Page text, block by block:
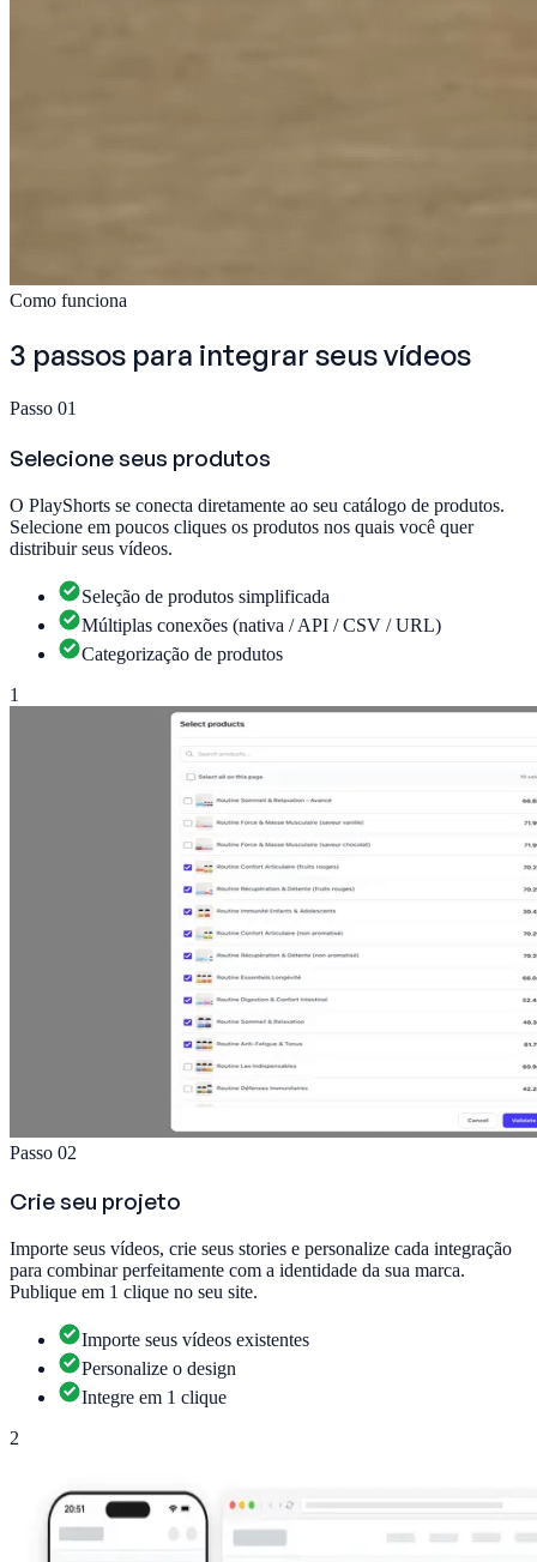
Como funciona
3 passos para integrar seus vídeos
Passo 01
Selecione seus produtos
O PlayShorts se conecta diretamente ao seu catálogo de produtos.
Selecione em poucos cliques os produtos nos quais você quer
distribuir seus vídeos.
Seleção de produtos simplificada
Múltiplas conexões (nativa / API / CSV / URL)
Categorização de produtos
1
Passo 02
Crie seu projeto
Importe seus vídeos, crie seus stories e personalize cada integração
para combinar perfeitamente com a identidade da sua marca.
Publique em 1 clique no seu site.
Importe seus vídeos existentes
Personalize o design
Integre em 1 clique
2